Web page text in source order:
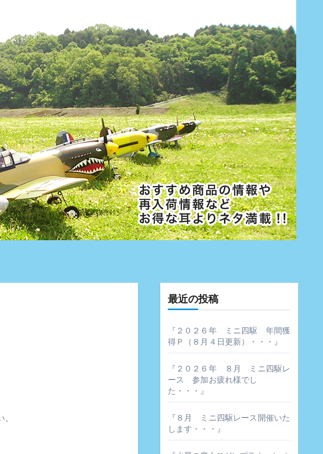
最近の投稿
『２０２６年 ミニ四駆 年間獲
得Ｐ（８月４日更新）・・・』
『２０２６年 ８月 ミニ四駆レ
ース 参加お疲れ様でし
た・・・』
『８月 ミニ四駆レース開催いた
します・・・』